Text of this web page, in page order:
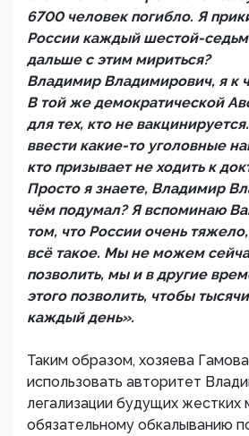
6700 человек погибло. Я
России каждый шестой-
дальше с этим мириться?
Владимир Владимирович, я к
В той же демократической
для тех, кто не
ввести какие-то уголовные
кто призывает не ходить к
Просто я знаете, Владимир
чём подумал? Я вспоминаю
том, что России очень
всё такое. Мы не можем
позволить, мы и в другие
этого позволить, чтобы
каждый день».
Таким образом, хозяева
использовать авторитет
легализации будущих жестких
обязательному обкалыванию